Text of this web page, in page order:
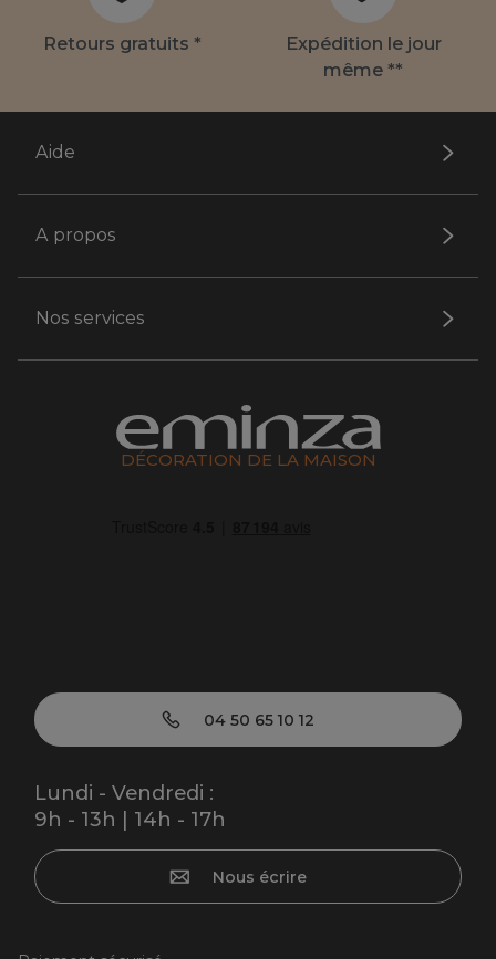
Retours gratuits *
Expédition le jour
même **
Aide
A propos
Nos services
DÉCORATION DE LA MAISON
04 50 65 10 12
Lundi - Vendredi :
9h - 13h | 14h - 17h
Nous écrire